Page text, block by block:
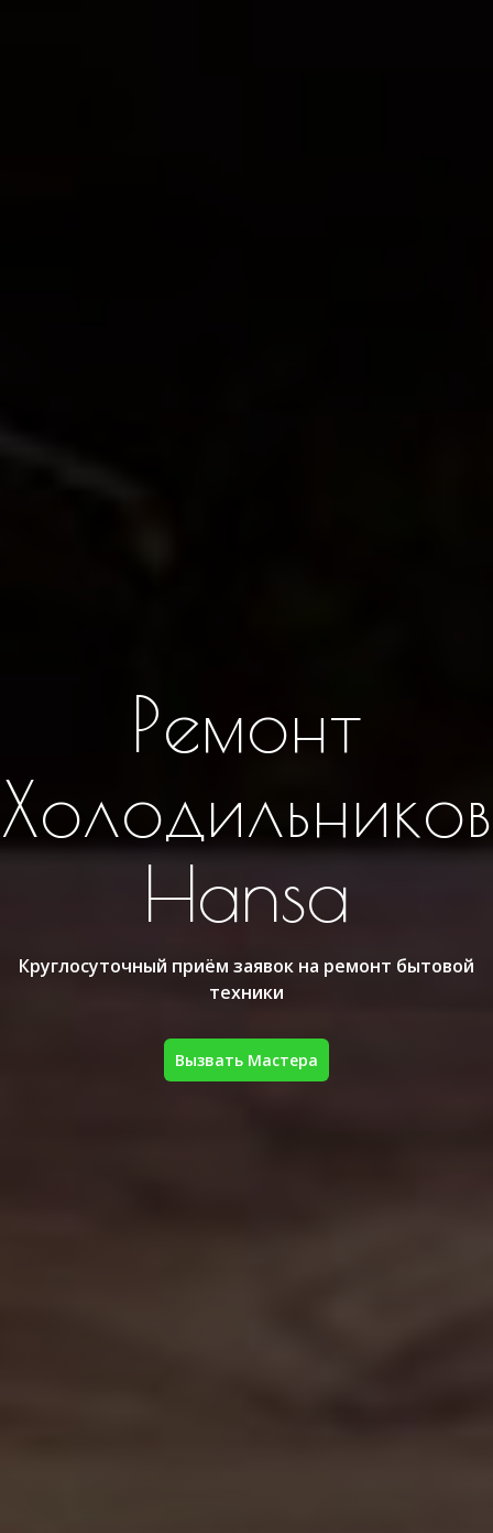
Ремонт
Холодильников
Hansa
Круглосуточный приём заявок на ремонт бытовой
техники
Вызвать Мастера